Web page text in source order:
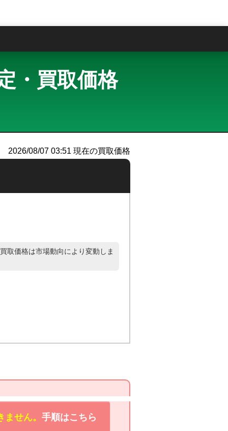
・買取価格
2026/08/07 03:51 現在の買取価格
取価格は市場動向により変動しま
せん。 手順はこちら